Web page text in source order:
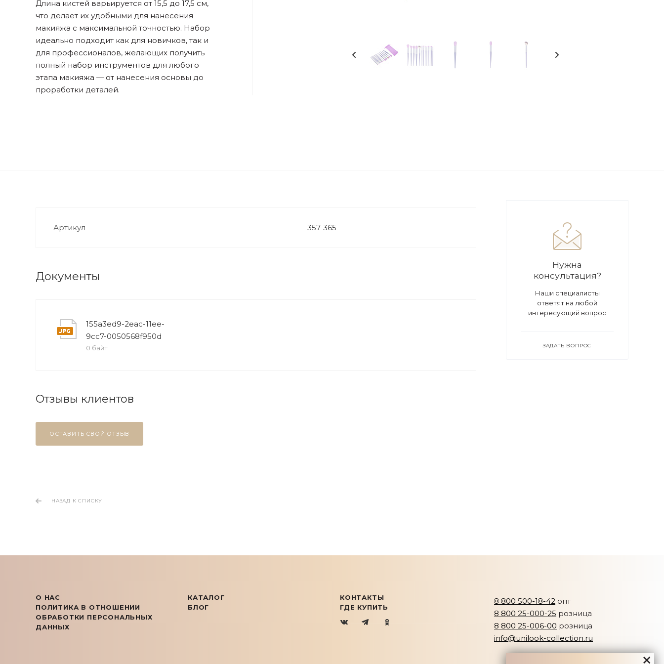
Длина кистей варьируется от 15,5 до 17,5 см,
что делает их удобными для нанесения
макияжа с максимальной точностью. Набор
идеально подходит как для новичков, так и
для профессионалов, желающих получить
полный набор инструментов для любого
этапа макияжа — от нанесения основы до
проработки деталей.
Нужна
консультация?
Наши специалисты
ответят на любой
интересующий вопрос
ЗАДАТЬ ВОПРОС
Артикул 357-365
Документы
155a3ed9-2eac-11ee-
9cc7-0050568f950d
0 байт
Отзывы клиентов
ОСТАВИТЬ СВОЙ ОТЗЫВ
НАЗАД К СПИСКУ
О НАС
ПОЛИТИКА В ОТНОШЕНИИ
ОБРАБОТКИ ПЕРСОНАЛЬНЫХ
ДАННЫХ
КАТАЛОГ
БЛОГ
КОНТАКТЫ
ГДЕ КУПИТЬ
8 800 500-18-42 опт
8 800 25-000-25 розница
8 800 25-006-00 розница
info@unilook-collection.ru